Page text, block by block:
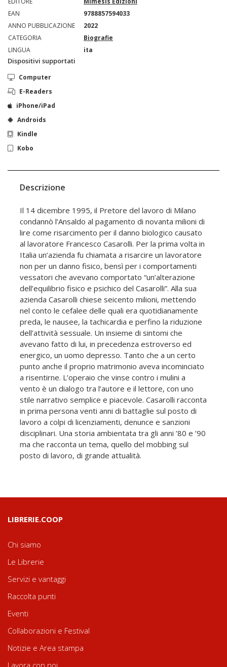
EAN
9788857594033
ANNO PUBBLICAZIONE
2022
CATEGORIA
Biografie
LINGUA
ita
Dispositivi supportati
Computer
E-Readers
iPhone/iPad
Androids
Kindle
Kobo
Descrizione
Il 14 dicembre 1995, il Pretore del lavoro di Milano
condannò l’Ansaldo al pagamento di novanta milioni di
lire come risarcimento per il danno biologico causato
al lavoratore Francesco Casarolli. Per la prima volta in
Italia un’azienda fu chiamata a risarcire un lavoratore
non per un danno fisico, bensì per i comportamenti
vessatori che avevano comportato “un’alterazione
dell’equilibrio fisico e psichico del Casarolli”. Alla sua
azienda Casarolli chiese seicento milioni, mettendo
nel conto le cefalee delle quali era quotidianamente
preda, le nausee, la tachicardia e perfino la riduzione
dell’attività sessuale. Un insieme di sintomi che
avevano fatto di lui, in precedenza estroverso ed
energico, un uomo depresso. Tanto che a un certo
punto anche il proprio matrimonio aveva incominciato
a risentirne. L’operaio che vinse contro i mulini a
vento è un dialogo tra l’autore e il lettore, con uno
stile narrativo semplice e piacevole. Casarolli racconta
in prima persona venti anni di battaglie sul posto di
lavoro a colpi di licenziamenti, denunce e sanzioni
disciplinari. Una storia ambientata tra gli anni ’80 e ’90
ma che racconta un tema, quello del mobbing sul
posto di lavoro, di grande attualità.
LIBRERIE.COOP
Chi siamo
Le Librerie
Servizi e vantaggi
Raccolta punti
Eventi
Collaborazioni e Festival
Notizie e Area stampa